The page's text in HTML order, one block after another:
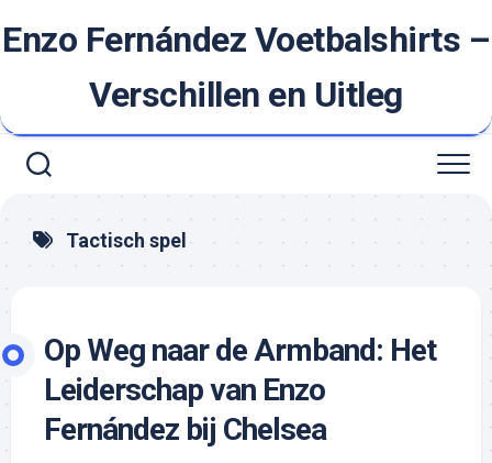
naar
Enzo Fernández Voetbalshirts –
Verschillen en Uitleg
Tactisch spel
Op Weg naar de Armband: Het
Leiderschap van Enzo
Fernández bij Chelsea